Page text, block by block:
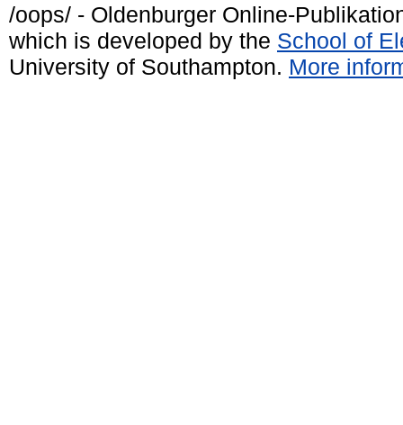
/oops/ - Oldenburger Online-
which is developed by the School of
University of Southampton. More